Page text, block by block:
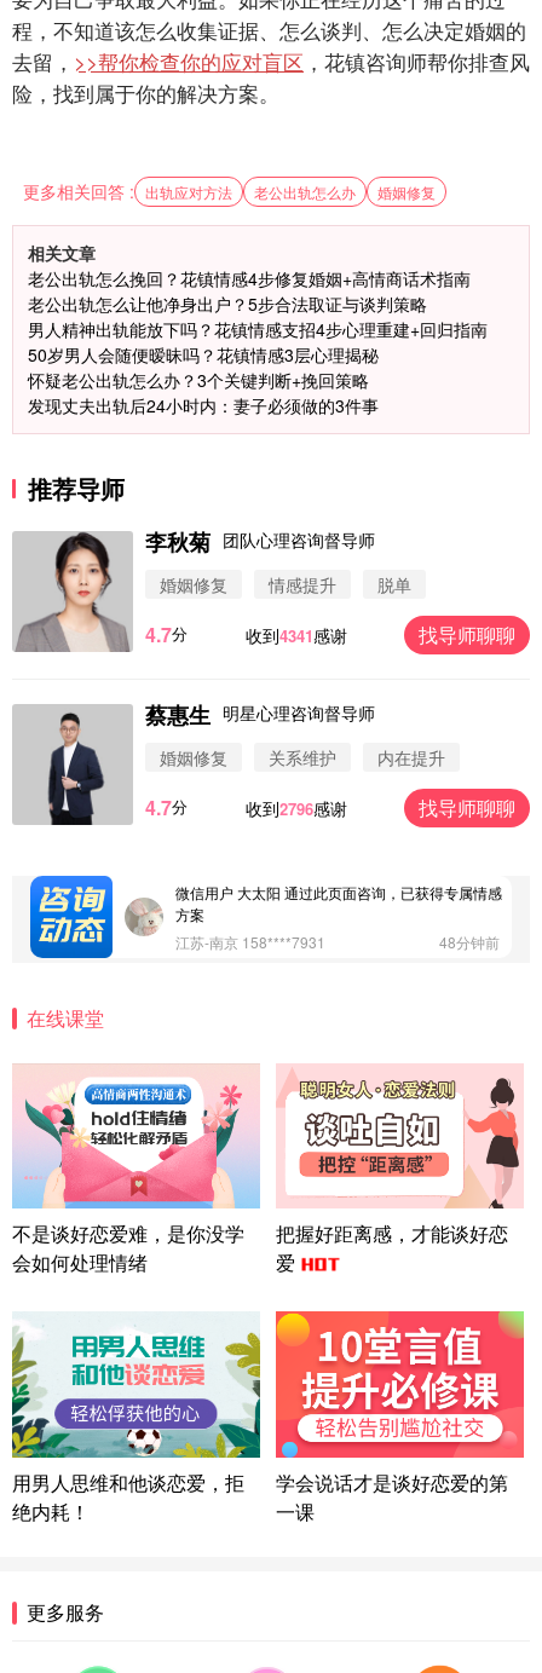
程，不知道该怎么收集证据、怎么谈判、怎么决定婚姻的
去留， >>帮你检查你的应对盲区 ，花镇咨询师帮你排查风
险，找到属于你的解决方案。
更多相关回答 : 出轨应对方法 老公出轨怎么办 婚姻修复
相关文章
老公出轨怎么挽回？花镇情感4步修复婚姻+高情商话术指南
老公出轨怎么让他净身出户？5步合法取证与谈判策略
男人精神出轨能放下吗？花镇情感支招4步心理重建+回归指南
50岁男人会随便暧昧吗？花镇情感3层心理揭秘
怀疑老公出轨怎么办？3个关键判断+挽回策略
发现丈夫出轨后24小时内：妻子必须做的3件事
推荐导师
李秋菊 团队心理咨询督导师
婚姻修复
情感提升 脱单
4.7分 收到4341感谢 找导师聊聊
蔡惠生 明星心理咨询督导师
婚姻修复
关系维护 内在提升
4.7分 收到2796感谢 找导师聊聊
微信用户 圆圈 通过此页面咨询，已获得专属情感方
案
微信用户 Vnno 通过此页面咨询，已获得专属情感方
微信用户 大太阳 通过此页面咨询，已获得专属情感
方案
江苏-南京 158****7931
48分钟前
情感方案
北京-朝阳 151****3189
22分钟前
微信用户 巧?媚儿 通过此页面咨询，已获得专属情感
方案
上海-浦东 177****9074
56分钟前
微信用户 Liberty 通过此页面咨询，已获得专属情感
方案
广东-广州 188****5632
湖北-武汉 135****7410
41分钟前
微信用户 困困魚? 通过此页面咨询，已获得专属情感
方案
陕西-西安 139****6283
3分钟前
情感方案
浙江-宁波 150****8921
在线课堂
不是谈好恋爱难，是你没学
会如何处理情绪
把握好距离感，才能谈好恋
爱
用男人思维和他谈恋爱，拒
绝内耗！
学会说话才是谈好恋爱的第
一课
更多服务